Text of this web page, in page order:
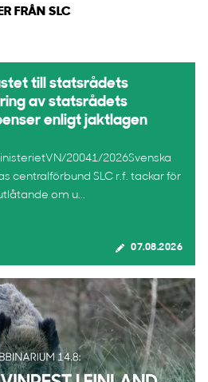
FRÅN SLC
till statsrådets
av statsrådets
enligt jaktlagen
20041/2026Svenska
centralförbund SLC r.f. tackar för
om u...
07.08.2026